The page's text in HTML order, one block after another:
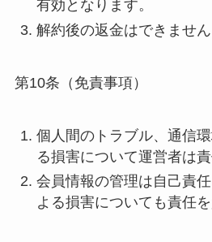
有効となります。
解約後の返金はできません
第10条（免責事項）
個人間のトラブル、通信
る損害について運営者は
会員情報の管理は自己責
よる損害についても責任を